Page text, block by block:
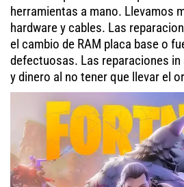
herramientas a mano. Llevamos
hardware y cables. Las
el cambio de RAM placa base o
defectuosas. Las reparaciones
y dinero al no tener que llevar el